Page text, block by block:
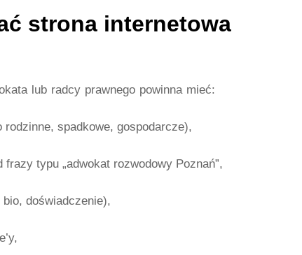
strona internetowa
lub radcy prawnego powinna mieć:
spadkowe, gospodarcze),
typu „adwokat rozwodowy Poznań”,
doświadczenie),